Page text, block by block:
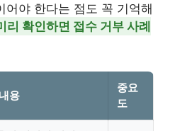
어야 한다는 점도 꼭 기억해
리 확인하면 접수 거부 사례
용
중요
도